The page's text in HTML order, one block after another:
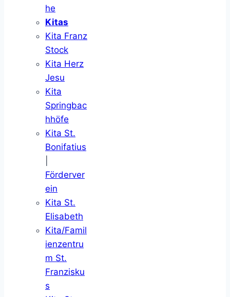
he
Kitas
Kita Franz
Stock
Kita Herz
Jesu
Kita
Springbac
hhöfe
Kita St.
Bonifatius
Förderver
ein
Kita St.
Elisabeth
Kita/Famil
ienzentru
m St.
Franzisku
s